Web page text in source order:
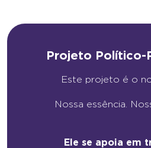
Projeto Político-
Este projeto é o
Nossa essência.
Ele se apoia em